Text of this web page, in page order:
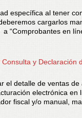
específica al tener
cargarlos
“Comprobantes en
Consulta y Declaración
el detalle de ventas
electrónica
fiscal y/o manual,